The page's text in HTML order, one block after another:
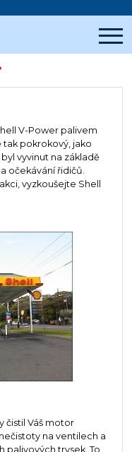
V-Power palivem
tak pokrokový, jako
vyvinut na základě
očekávání řidičů.
vyzkoušejte Shell
čistil Váš motor
na ventilech a
palivových trysek. To